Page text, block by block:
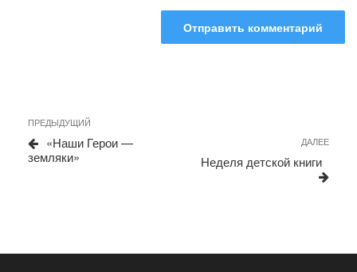
Навигация
по
записям
Предыдущая
запись
ПРЕДЫДУЩИЙ
«Наши Герои —
земляки»
ДАЛЕЕ
Неделя детской книги